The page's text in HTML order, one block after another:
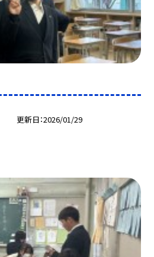
更新日 2026/01/29